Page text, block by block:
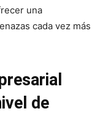
una
cada vez más
de